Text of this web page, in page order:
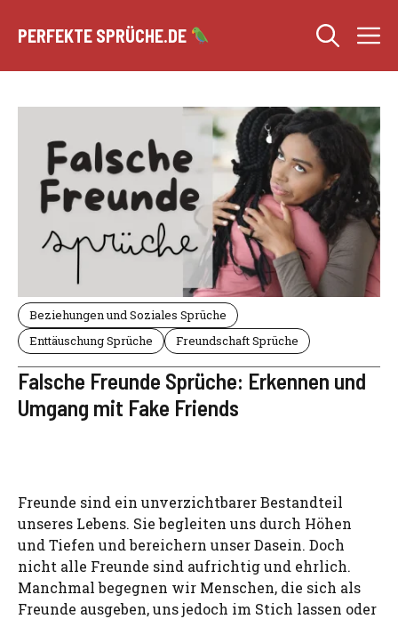
Inhalt
PERFEKTE SPRÜCHE.DE
Beziehungen und Soziales Sprüche
Enttäuschung Sprüche
Freundschaft Sprüche
Falsche Freunde Sprüche: Erkennen und
Umgang mit Fake Friends
Freunde sind ein unverzichtbarer Bestandteil
unseres Lebens. Sie begleiten uns durch Höhen
und Tiefen und bereichern unser Dasein. Doch
nicht alle Freunde sind aufrichtig und ehrlich.
Manchmal begegnen wir Menschen, die sich als
Freunde ausgeben, uns jedoch im Stich lassen oder